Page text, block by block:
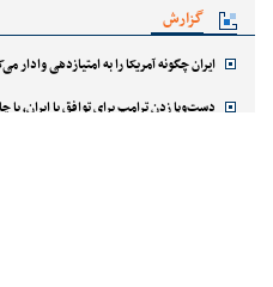
گزارش
ایران چگونه آمریکا را به امتیازدهی وادار
دست‌وپا زدن ترامپ برای توافق با ایران، با